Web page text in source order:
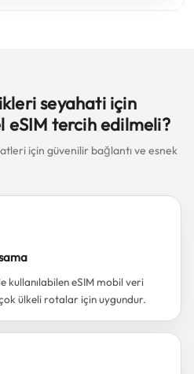
seyahati için
eSIM tercih edilmeli?
için güvenilir bağlantı ve esnek
kullanılabilen eSIM mobil veri
ülkeli rotalar için uygundur.